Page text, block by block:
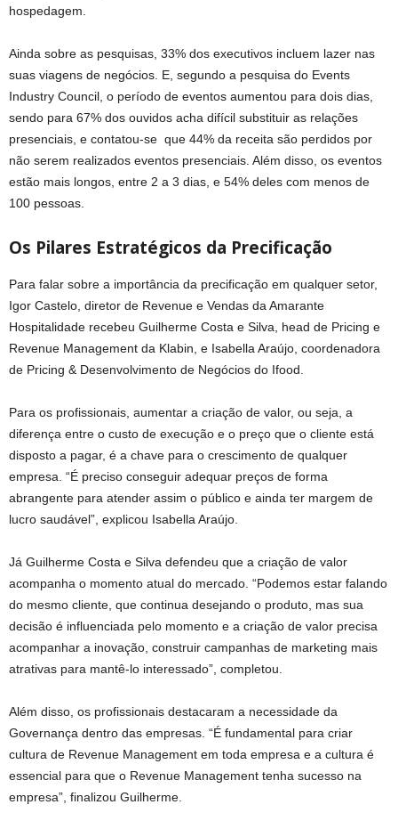
hospedagem.
Ainda sobre as pesquisas, 33% dos executivos incluem lazer nas
suas viagens de negócios. E, segundo a pesquisa do Events
Industry Council, o período de eventos aumentou para dois dias,
sendo para 67% dos ouvidos acha difícil substituir as relações
presenciais, e contatou-se que 44% da receita são perdidos por
não serem realizados eventos presenciais. Além disso, os eventos
estão mais longos, entre 2 a 3 dias, e 54% deles com menos de
100 pessoas.
Os Pilares Estratégicos da Precificação
Para falar sobre a importância da precificação em qualquer setor,
Igor Castelo, diretor de Revenue e Vendas da Amarante
Hospitalidade recebeu Guilherme Costa e Silva, head de Pricing e
Revenue Management da Klabin, e Isabella Araújo, coordenadora
de Pricing & Desenvolvimento de Negócios do Ifood.
Para os profissionais, aumentar a criação de valor, ou seja, a
diferença entre o custo de execução e o preço que o cliente está
disposto a pagar, é a chave para o crescimento de qualquer
empresa. “É preciso conseguir adequar preços de forma
abrangente para atender assim o público e ainda ter margem de
lucro saudável”, explicou Isabella Araújo.
Já Guilherme Costa e Silva defendeu que a criação de valor
acompanha o momento atual do mercado. “Podemos estar falando
do mesmo cliente, que continua desejando o produto, mas sua
decisão é influenciada pelo momento e a criação de valor precisa
acompanhar a inovação, construir campanhas de marketing mais
atrativas para mantê-lo interessado”, completou.
Além disso, os profissionais destacaram a necessidade da
Governança dentro das empresas. “É fundamental para criar
cultura de Revenue Management em toda empresa e a cultura é
essencial para que o Revenue Management tenha sucesso na
empresa”, finalizou Guilherme.